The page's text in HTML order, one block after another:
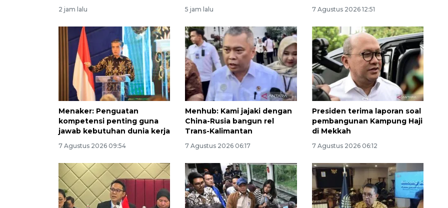
2 jam lalu 5 jam lalu 7 Agustus 2026 12:51
Menaker: Penguatan
kompetensi penting guna
jawab kebutuhan dunia kerja
7 Agustus 2026 09:54
Menhub: Kami jajaki dengan
China-Rusia bangun rel
Trans-Kalimantan
7 Agustus 2026 06:17
Presiden terima laporan soal
pembangunan Kampung Haji
di Mekkah
7 Agustus 2026 06:12